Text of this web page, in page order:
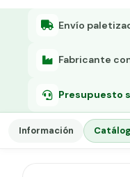
Envío
Fabricante
Presupuesto
Información